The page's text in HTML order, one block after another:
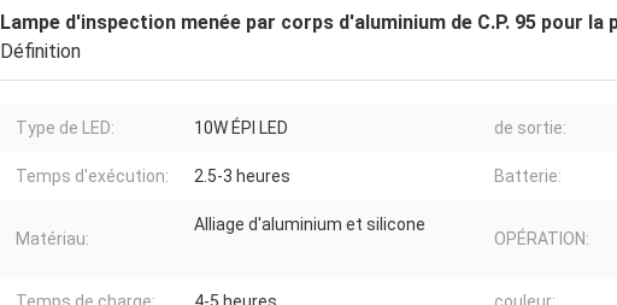
Lampe d'inspection menée par corps d'aluminium de C.P. 95 pour
Définition
Type de LED: 10W ÉPI LED de sortie:
Temps d'exécution: 2.5-3 heures Batterie:
Matériau:
Alliage d'aluminium et silicone
OPÉRATION: